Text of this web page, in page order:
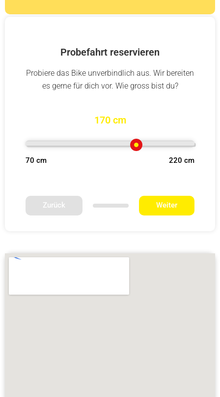
Probefahrt reservieren
Probiere das Bike unverbindlich aus. Wir bereiten
es gerne für dich vor. Wie gross bist du?
170 cm
70 cm 220 cm
Zurück Weiter